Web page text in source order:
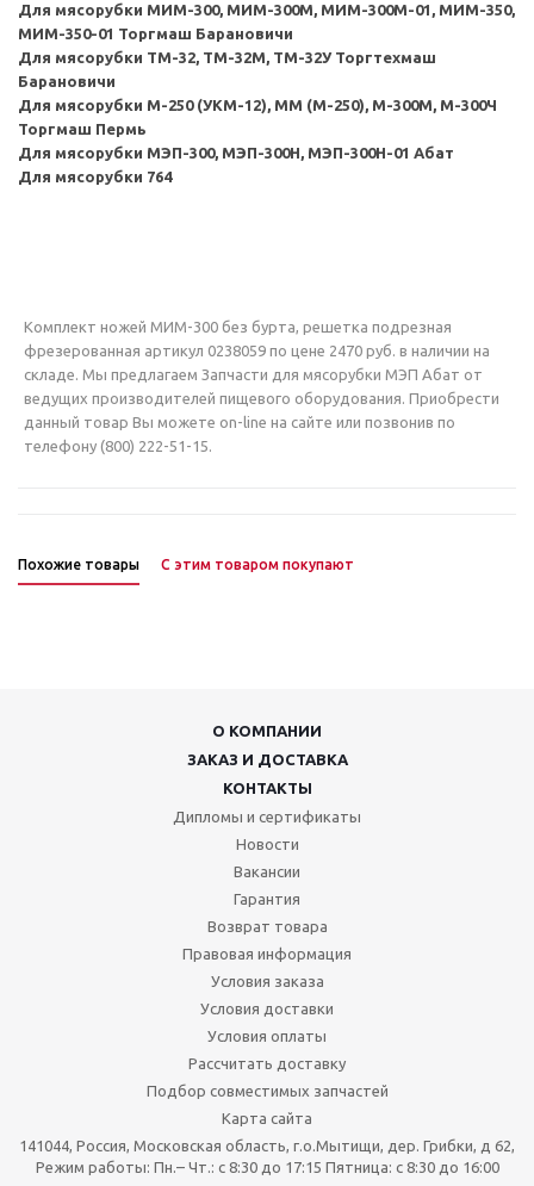
Для мясорубки МИМ-300, МИМ-300М, МИМ-300М-01, МИМ-350,
МИМ-350-01 Торгмаш Барановичи
Для мясорубки ТМ-32, ТМ-32М, ТМ-32У Торгтехмаш
Барановичи
Для мясорубки М-250 (УКМ-12), ММ (М-250), М-300М, М-300Ч
Торгмаш Пермь
Для мясорубки МЭП-300, МЭП-300Н, МЭП-300Н-01 Абат
Для мясорубки 764
Комплект ножей МИМ-300 без бурта, решетка подрезная
фрезерованная артикул 0238059 по цене 2470 руб. в наличии на
складе. Мы предлагаем Запчасти для мясорубки МЭП Абат от
ведущих производителей пищевого оборудования. Приобрести
данный товар Вы можете on-line на сайте или позвонив по
телефону (800) 222-51-15.
Похожие товары С этим товаром покупают
О КОМПАНИИ
ЗАКАЗ И ДОСТАВКА
КОНТАКТЫ
Дипломы и сертификаты
Новости
Вакансии
Гарантия
Возврат товара
Правовая информация
Условия заказа
Условия доставки
Условия оплаты
Рассчитать доставку
Подбор совместимых запчастей
Карта сайта
141044, Россия, Московская область, г.о.Мытищи, дер. Грибки, д 62,
Режим работы: Пн.– Чт.: с 8:30 до 17:15 Пятница: c 8:30 до 16:00